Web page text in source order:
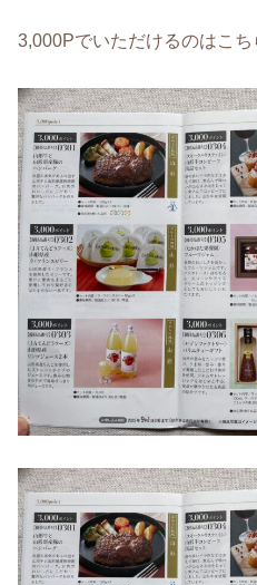
3,000Pでいただけるのはこち